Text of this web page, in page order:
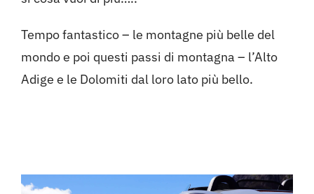
Tempo fantastico – le montagne più belle del
mondo e poi questi passi di montagna – l’Alto
Adige e le Dolomiti dal loro lato più bello.